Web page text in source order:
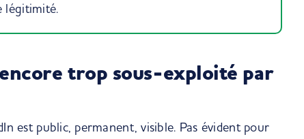
légitimité.
trop sous-exploité par
est public, permanent, visible. Pas évident pour